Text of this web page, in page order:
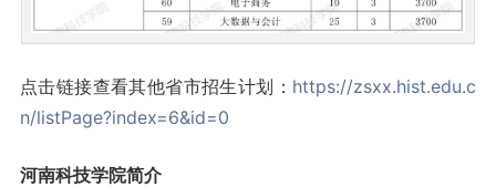
点击链接查看其他省市招生计划： https://zsxx.hist.edu.c
n/listPage?index=6&id=0
河南科技学院简介